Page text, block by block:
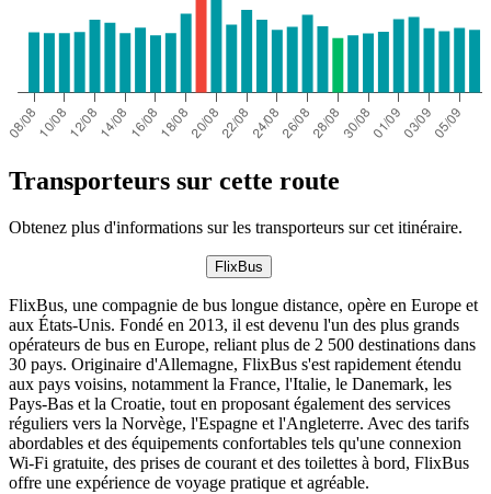
Transporteurs sur cette route
Obtenez plus d'informations sur les transporteurs sur cet itinéraire.
FlixBus
FlixBus, une compagnie de bus longue distance, opère en Europe et
aux États-Unis. Fondé en 2013, il est devenu l'un des plus grands
opérateurs de bus en Europe, reliant plus de 2 500 destinations dans
30 pays. Originaire d'Allemagne, FlixBus s'est rapidement étendu
aux pays voisins, notamment la France, l'Italie, le Danemark, les
Pays-Bas et la Croatie, tout en proposant également des services
réguliers vers la Norvège, l'Espagne et l'Angleterre. Avec des tarifs
abordables et des équipements confortables tels qu'une connexion
Wi-Fi gratuite, des prises de courant et des toilettes à bord, FlixBus
offre une expérience de voyage pratique et agréable.